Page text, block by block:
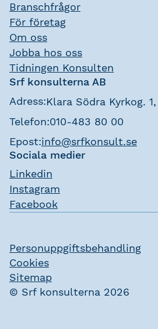
Branschfrågor
För företag
Om oss
Jobba hos oss
Tidningen Konsulten
Srf konsulterna AB
Adress:Klara Södra Kyrkog.
Telefon:010-483 80 00
Epost:info@srfkonsult.se
Sociala medier
Linkedin
Instagram
Facebook
Personuppgiftsbehandling
Cookies
Sitemap
© Srf konsulterna 2026